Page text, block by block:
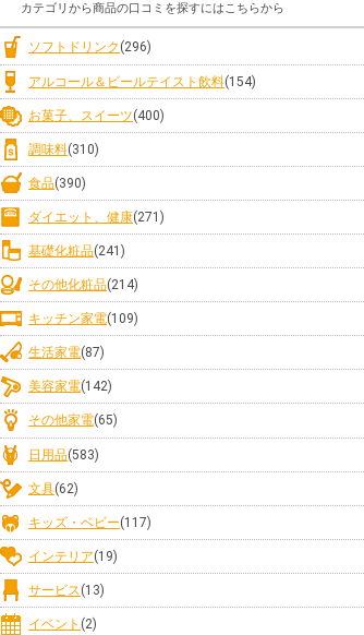
カテゴリから商品の口コミを探すにはこちらから
ソフトドリンク (296)
アルコール＆ビールテイスト飲料(154)
お菓子、スイーツ(400)
調味料(310)
食品(390)
ダイエット、健康(271)
基礎化粧品(241)
その他化粧品(214)
キッチン家電(109)
生活家電(87)
美容家電(142)
その他家電(65)
日用品(583)
文具(62)
キッズ・ベビー(117)
インテリア(19)
サービス(13)
イベント (2)